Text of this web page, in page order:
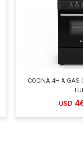
COCINA 4H A GAS
USD